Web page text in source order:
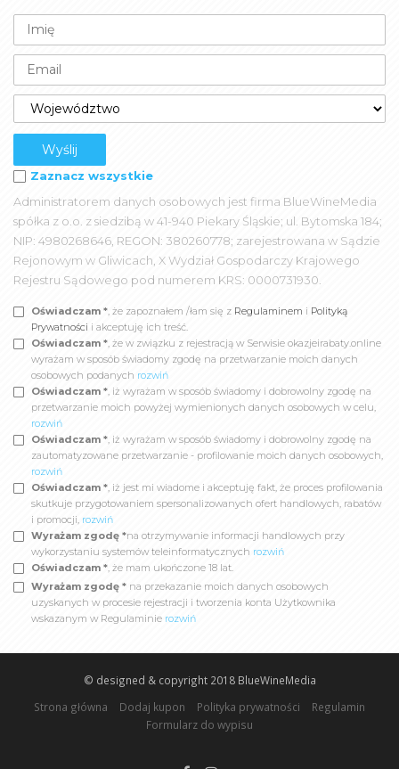
Zaznacz wszystkie
Administratorem danych osobowych jest firma BlueWineMedia
spółka z o.o. z siedzibą w 41-940 Piekary Śląskie; ul. Bytomska 184;
NIP: 4980268646, REGON: 380260778; zarejestrowana w Sądzie
Rejonowym w Gliwicach, X Wydział Gospodarczy Krajowego
Rejestru Sądowego pod numerem KRS: 0000731930.
Oświadczam *, że zapoznałem /łam się z Regulaminem i Polityką
Prywatności i akceptuję ich treść.
Oświadczam *, że w związku z rejestracją w Serwisie okazjeirabaty.online
wyrażam w sposób świadomy zgodę na przetwarzanie moich danych
osobowych podanych rozwiń
Oświadczam *, iż wyrażam w sposób świadomy i dobrowolny zgodę na
przetwarzanie moich powyżej wymienionych danych osobowych w celu,
rozwiń
Oświadczam *, iż wyrażam w sposób świadomy i dobrowolny zgodę na
zautomatyzowane przetwarzanie - profilowanie moich danych osobowych,
rozwiń
Oświadczam *, iż jest mi wiadome i akceptuję fakt, że proces profilowania
skutkuje przygotowaniem spersonalizowanych ofert handlowych, rabatów
i promocji, rozwiń
Wyrażam zgodę *na otrzymywanie informacji handlowych przy
wykorzystaniu systemów teleinformatycznych rozwiń
Oświadczam *, że mam ukończone 18 lat.
Wyrażam zgodę * na przekazanie moich danych osobowych
uzyskanych w procesie rejestracji i tworzenia konta Użytkownika
wskazanym w Regulaminie rozwiń
© designed & copyright 2018 BlueWineMedia
Strona główna
Dodaj kupon Polityka prywatności
Regulamin
Formularz do wypisu